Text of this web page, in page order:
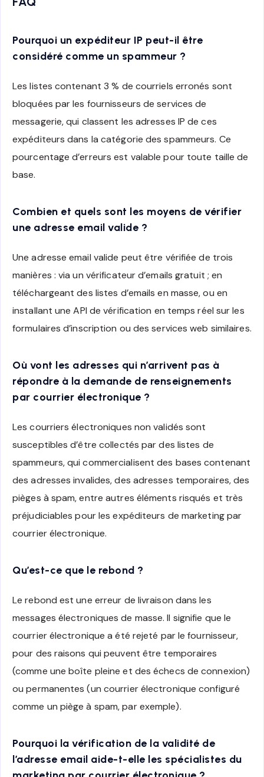
Pourquoi un expéditeur IP peut-il être
considéré comme un spammeur ?
Les listes contenant 3 % de courriels erronés sont
bloquées par les fournisseurs de services de
messagerie, qui classent les adresses IP de ces
expéditeurs dans la catégorie des spammeurs. Ce
pourcentage d’erreurs est valable pour toute taille de
base.
Combien et quels sont les moyens de vérifier
une adresse email valide ?
Une adresse email valide peut être vérifiée de trois
manières : via un vérificateur d’emails gratuit ; en
téléchargeant des listes d’emails en masse, ou en
installant une API de vérification en temps réel sur les
formulaires d’inscription ou des services web similaires.
Où vont les adresses qui n’arrivent pas à
répondre à la demande de renseignements
par courrier électronique ?
Les courriers électroniques non validés sont
susceptibles d’être collectés par des listes de
spammeurs, qui commercialisent des bases contenant
des adresses invalides, des adresses temporaires, des
pièges à spam, entre autres éléments risqués et très
préjudiciables pour les expéditeurs de marketing par
courrier électronique.
Qu’est-ce que le rebond ?
Le rebond est une erreur de livraison dans les
messages électroniques de masse. Il signifie que le
courrier électronique a été rejeté par le fournisseur,
pour des raisons qui peuvent être temporaires
(comme une boîte pleine et des échecs de connexion)
ou permanentes (un courrier électronique configuré
comme un piège à spam, par exemple).
Pourquoi la vérification de la validité de
l’adresse email aide-t-elle les spécialistes du